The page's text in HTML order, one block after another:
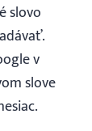
slovo
v
slove